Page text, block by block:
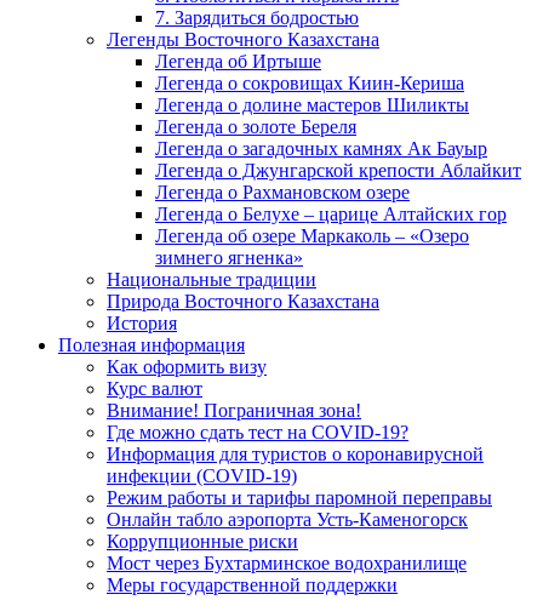
7. Зарядиться бодростью
Легенды Восточного Казахстана
Легенда об Иртыше
Легенда о сокровищах Киин-Кериша
Легенда о долине мастеров Шиликты
Легенда о золоте Береля
Легенда о загадочных камнях Ак Бауыр
Легенда о Джунгарской крепости Аблайкит
Легенда о Рахмановском озере
Легенда о Белухе – царице Алтайских гор
Легенда об озере Маркаколь – «Озеро
зимнего ягненка»
Национальные традиции
Природа Восточного Казахстана
История
Полезная информация
Как оформить визу
Курс валют
Внимание! Пограничная зона!
Где можно сдать тест на COVID-19?
Информация для туристов о коронавирусной
инфекции (COVID-19)
Режим работы и тарифы паромной переправы
Онлайн табло аэропорта Усть-Каменогорск
Коррупционные риски
Мост через Бухтарминское водохранилище
Меры государственной поддержки